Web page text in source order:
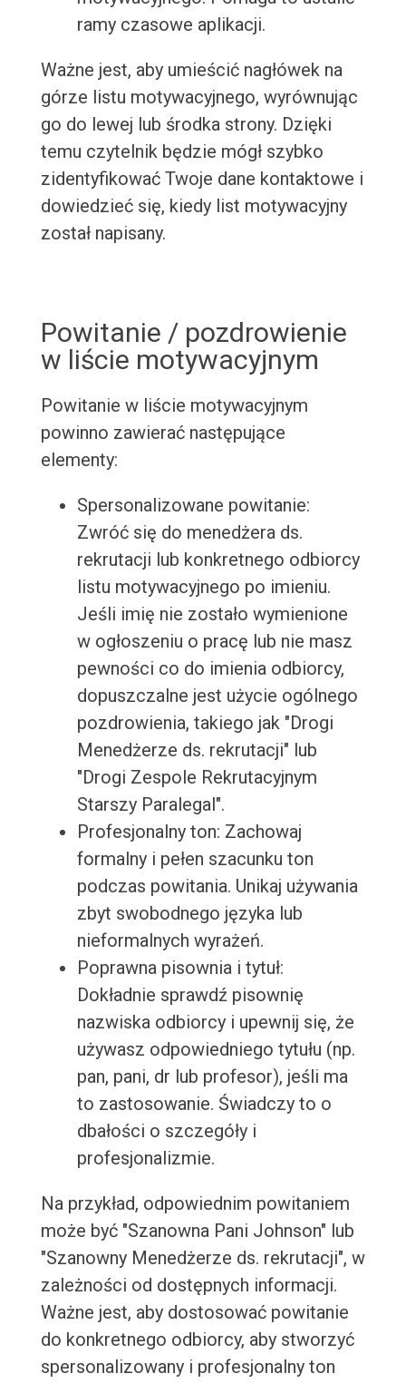
ramy czasowe aplikacji.
Ważne jest, aby umieścić nagłówek na
górze listu motywacyjnego, wyrównując
go do lewej lub środka strony. Dzięki
temu czytelnik będzie mógł szybko
zidentyfikować Twoje dane kontaktowe i
dowiedzieć się, kiedy list motywacyjny
został napisany.
Powitanie / pozdrowienie
w liście motywacyjnym
Powitanie w liście motywacyjnym
powinno zawierać następujące
elementy:
Spersonalizowane powitanie:
Zwróć się do menedżera ds.
rekrutacji lub konkretnego odbiorcy
listu motywacyjnego po imieniu.
Jeśli imię nie zostało wymienione
w ogłoszeniu o pracę lub nie masz
pewności co do imienia odbiorcy,
dopuszczalne jest użycie ogólnego
pozdrowienia, takiego jak "Drogi
Menedżerze ds. rekrutacji" lub
"Drogi Zespole Rekrutacyjnym
Starszy Paralegal".
Profesjonalny ton: Zachowaj
formalny i pełen szacunku ton
podczas powitania. Unikaj używania
zbyt swobodnego języka lub
nieformalnych wyrażeń.
Poprawna pisownia i tytuł:
Dokładnie sprawdź pisownię
nazwiska odbiorcy i upewnij się, że
używasz odpowiedniego tytułu (np.
pan, pani, dr lub profesor), jeśli ma
to zastosowanie. Świadczy to o
dbałości o szczegóły i
profesjonalizmie.
Na przykład, odpowiednim powitaniem
może być "Szanowna Pani Johnson" lub
"Szanowny Menedżerze ds. rekrutacji", w
zależności od dostępnych informacji.
Ważne jest, aby dostosować powitanie
do konkretnego odbiorcy, aby stworzyć
spersonalizowany i profesjonalny ton